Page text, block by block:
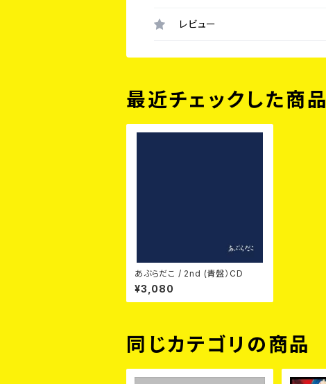
レビュー
最近チェックした商品
あぶらだこ / 2nd (青盤）CD
¥3,080
同じカテゴリの商品